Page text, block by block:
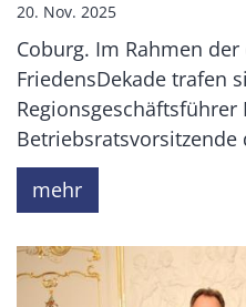
20. Nov. 2025
Coburg. Im Rahmen
FriedensDekade trafen
Betriebsratsvorsitzende
mehr